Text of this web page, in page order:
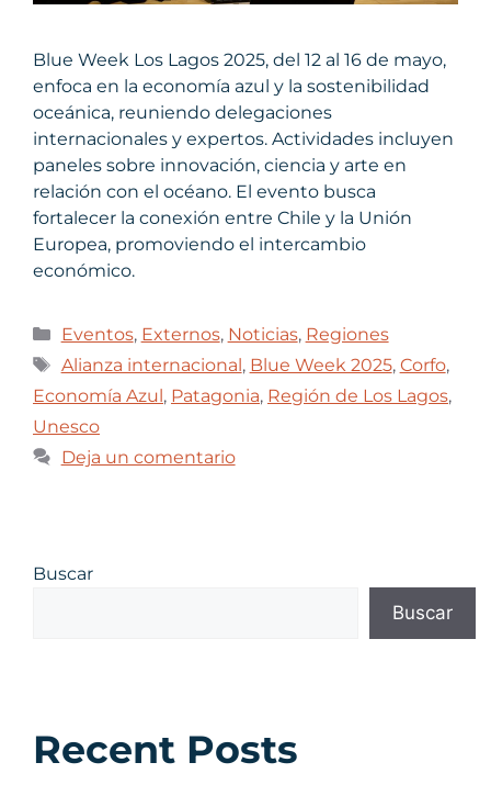
Blue Week Los Lagos 2025, del 12 al 16 de mayo,
enfoca en la economía azul y la sostenibilidad
oceánica, reuniendo delegaciones
internacionales y expertos. Actividades incluyen
paneles sobre innovación, ciencia y arte en
relación con el océano. El evento busca
fortalecer la conexión entre Chile y la Unión
Europea, promoviendo el intercambio
económico.
Eventos, Externos, Noticias, Regiones
Alianza internacional , Blue Week 2025, Corfo,
Economía Azul , Patagonia, Región de Los Lagos,
Unesco
Deja un comentario
Buscar
Buscar
Recent Posts